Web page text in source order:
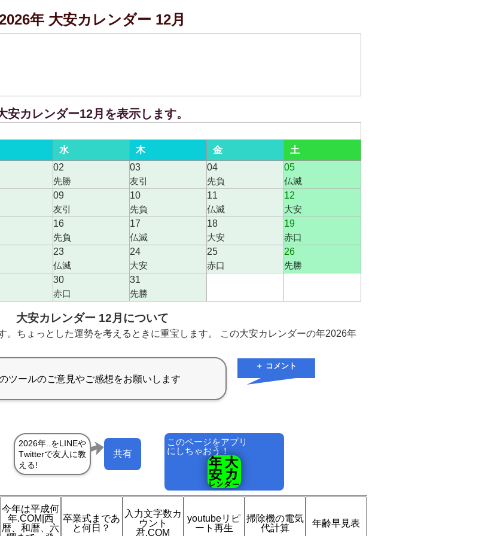
年 大安カレンダー 12月
安カレンダー12月を表示します。
水 木 金
土
02
先勝
03
友引
04
先負
05
仏滅
09
友引
10
先負
11
仏滅
12
大安
16
先負
17
仏滅
18
大安
19
赤口
23
仏滅
24
大安
25
赤口
26
先勝
30
赤口
31
先勝
大安カレンダー 12月について
。ちょっとした運勢を考えるときに重宝します。 この大安カレンダーの年2026年
＋ コメント
このページをアプリ
にしちゃおう！
共有
今年は平成何
年.COM|西
暦、和暦、六
卒業式まであ
と何日？
入力文字数カ
ウント
君.COM
youtubeリピ
ート再生
掃除機の電気
代計算
年齢早見表